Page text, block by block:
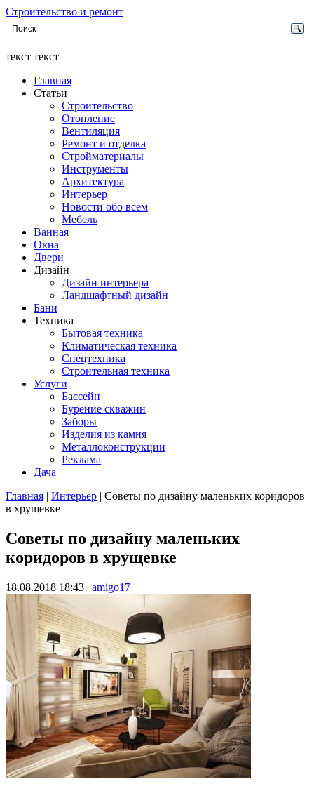
Строительство и ремонт
текст текст
Главная
Статьи
Строительство
Отопление
Вентиляция
Ремонт и отделка
Стройматериалы
Инструменты
Архитектура
Интерьер
Новости обо всем
Мебель
Ванная
Окна
Двери
Дизайн
Дизайн интерьера
Ландшафтный дизайн
Бани
Техника
Бытовая техника
Климатическая техника
Спецтехника
Строительная техника
Услуги
Бассейн
Бурение скважин
Заборы
Изделия из камня
Металлоконструкции
Реклама
Дача
Вы здесь
Главная | Интерьер | Советы по дизайну маленьких коридоров
в хрущевке
Советы по дизайну маленьких
коридоров в хрущевке
18.08.2018 18:43 | amigo17